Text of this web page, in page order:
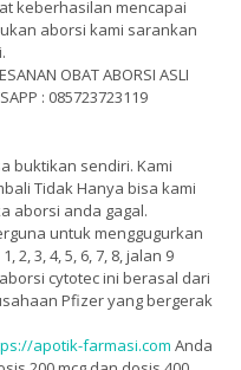
keberhasilan mencapai
aborsi kami sarankan
OBAT ABORSI ASLI
: 085723723119
buktikan sendiri. Kami
Tidak Hanya bisa kami
aborsi anda gagal.
untuk menggugurkan
2, 3, 4, 5, 6, 7, 8, jalan 9
cytotec ini berasal dari
Pfizer yang bergerak
apotik-farmasi.com Anda